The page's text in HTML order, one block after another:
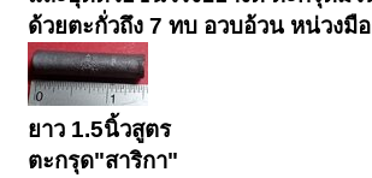
ด้วยตะกั่วถึง 7 ทบ อวบอ้วน หน่วงมือ
ยาว 1.5นิ้วสูตร
ตะกรุด"สาริกา"